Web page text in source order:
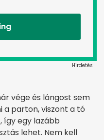
Hirdetés
vége és lángost sem
a parton, viszont a tó
így egy lazább
lehet. Nem kell